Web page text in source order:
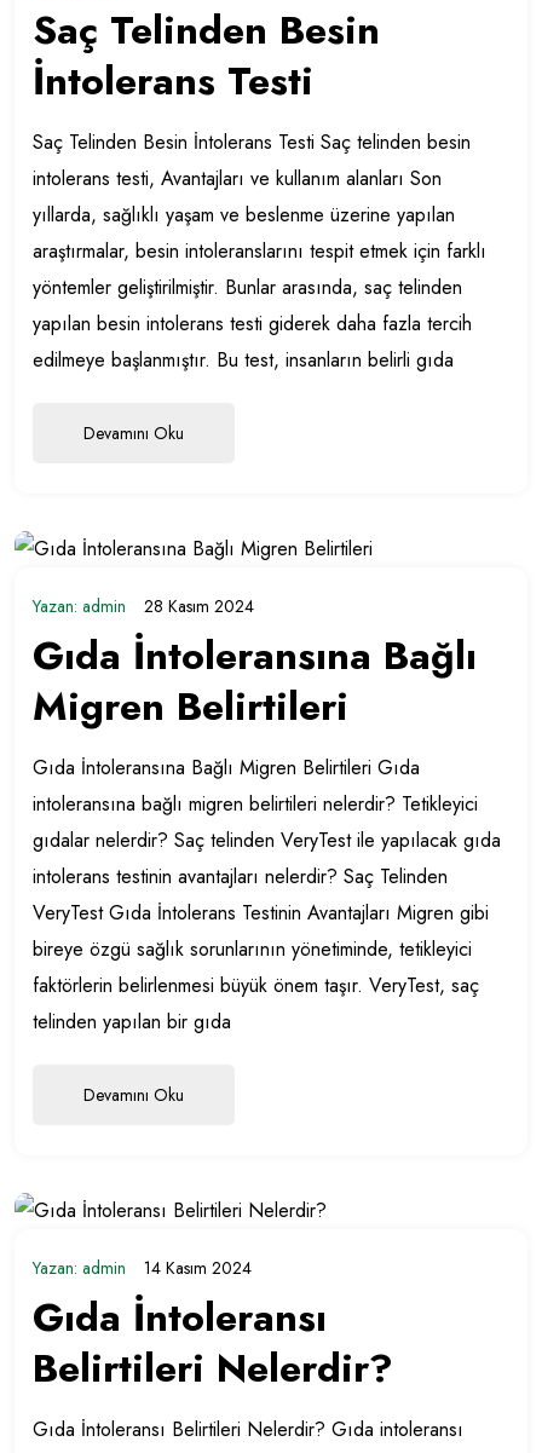
Saç Telinden Besin
İntolerans Testi
Saç Telinden Besin İntolerans Testi Saç telinden besin
intolerans testi, Avantajları ve kullanım alanları Son
yıllarda, sağlıklı yaşam ve beslenme üzerine yapılan
araştırmalar, besin intoleranslarını tespit etmek için farklı
yöntemler geliştirilmiştir. Bunlar arasında, saç telinden
yapılan besin intolerans testi giderek daha fazla tercih
edilmeye başlanmıştır. Bu test, insanların belirli gıda
Devamını Oku
Yazan: admin 28 Kasım 2024
Gıda İntoleransına Bağlı
Migren Belirtileri
Gıda İntoleransına Bağlı Migren Belirtileri Gıda
intoleransına bağlı migren belirtileri nelerdir? Tetikleyici
gıdalar nelerdir? Saç telinden VeryTest ile yapılacak gıda
intolerans testinin avantajları nelerdir? Saç Telinden
VeryTest Gıda İntolerans Testinin Avantajları Migren gibi
bireye özgü sağlık sorunlarının yönetiminde, tetikleyici
faktörlerin belirlenmesi büyük önem taşır. VeryTest, saç
telinden yapılan bir gıda
Devamını Oku
Yazan: admin 14 Kasım 2024
Gıda İntoleransı
Belirtileri Nelerdir?
Gıda İntoleransı Belirtileri Nelerdir? Gıda intoleransı